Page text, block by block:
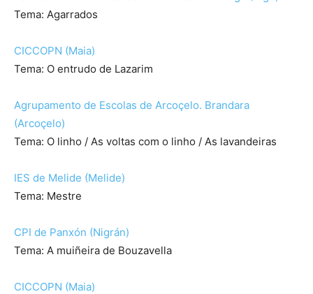
Tema: Agarrados
CICCOPN (Maia)
Tema: O entrudo de Lazarim
Agrupamento de Escolas de Arcoçelo. Brandara
(Arcoçelo)
Tema: O linho / As voltas com o linho / As lavandeiras
IES de Melide (Melide)
Tema: Mestre
CPI de Panxón (Nigrán)
Tema: A muiñeira de Bouzavella
CICCOPN (Maia)